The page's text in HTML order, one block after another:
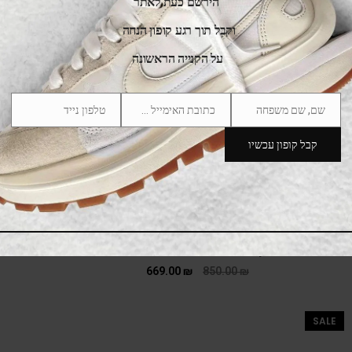
New Balance 9060 Pearl Grey Linen
850.00₪
669.00 ₪
SALE
וקבל תוך רגע קופון הנחה
על הקנייה הראשונה
Name
שם, שם משפחה Email
Phone
Number
טלפון נייד
קבל קופון עכשיו